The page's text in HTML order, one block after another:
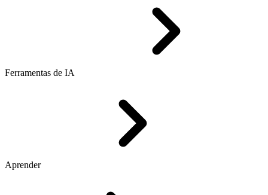
Ferramentas de IA
Aprender